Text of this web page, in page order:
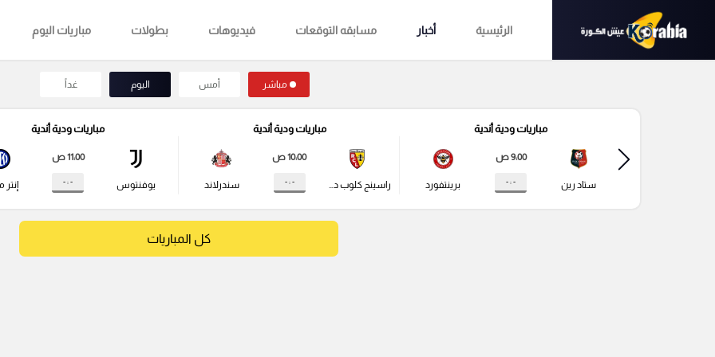
الرئيسية أخبار مسابقه التوقعات فيديوهات بطولات مباريات اليوم
مباشر أمس اليوم غداً
مباريات ودية أندية
ستاد رين
9:00 ص
- : - برينتفورد
مباريات ودية أندية
راسينج كلوب دي لانس
10:00 ص
- : - سندرلاند
مباريات ودية أندية
يوفنتوس
11:00 ص
- : - إنتر
كل المباريات